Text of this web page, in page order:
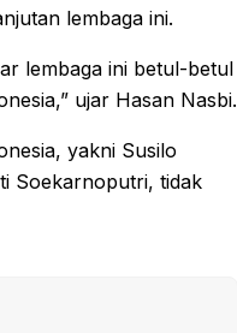
lembaga ini.
lembaga ini betul-betul
ujar Hasan Nasbi.
yakni Susilo
Soekarnoputri, tidak